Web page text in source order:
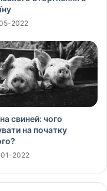
2022
свиней: чого
на початку
2022